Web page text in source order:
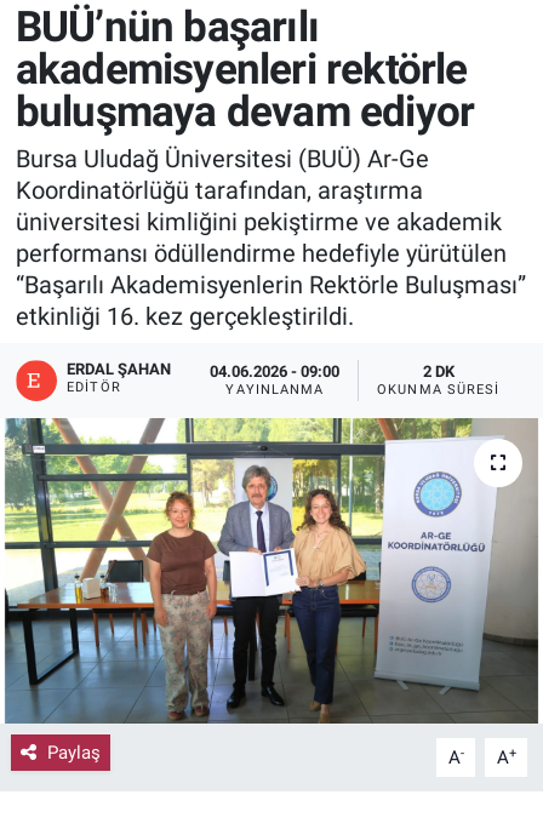
BUÜ’nün başarılı
akademisyenleri rektörle
buluşmaya devam ediyor
Bursa Uludağ Üniversitesi (BUÜ) Ar-Ge
Koordinatörlüğü tarafından, araştırma
üniversitesi kimliğini pekiştirme ve akademik
performansı ödüllendirme hedefiyle yürütülen
“Başarılı Akademisyenlerin Rektörle Buluşması”
etkinliği 16. kez gerçekleştirildi.
ERDAL ŞAHAN
EDITÖR
04.06.2026 - 09:00
YAYINLANMA
2 DK
OKUNMA SÜRESI
Paylaş A- A+